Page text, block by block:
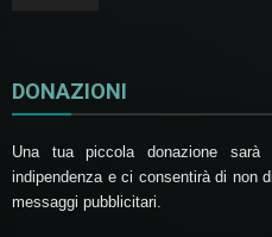
DONAZIONI
Una tua piccola donazione
indipendenza e ci consentirà di non
messaggi pubblicitari.